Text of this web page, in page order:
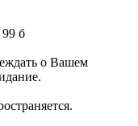
б
о Вашем